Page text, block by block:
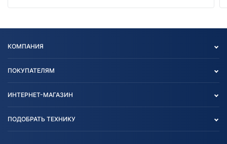
КОМПАНИЯ
Блог
ПОКУПАТЕЛЯМ
Согласие на обработку
ИНТЕРНЕТ-МАГАЗИН
Агротехника
ПОДОБРАТЬ ТЕХНИКУ